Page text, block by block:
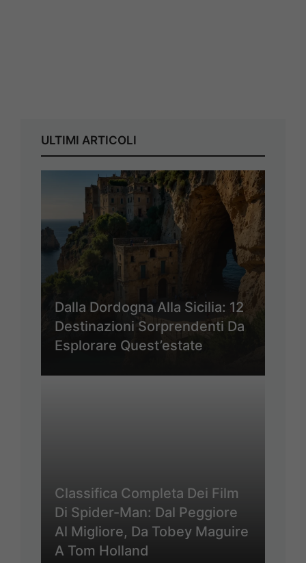
ULTIMI ARTICOLI
Dalla Dordogna Alla Sicilia: 12
Destinazioni Sorprendenti Da
Esplorare Quest’estate
Classifica Completa Dei Film
Di Spider-Man: Dal Peggiore
Al Migliore, Da Tobey Maguire
A Tom Holland